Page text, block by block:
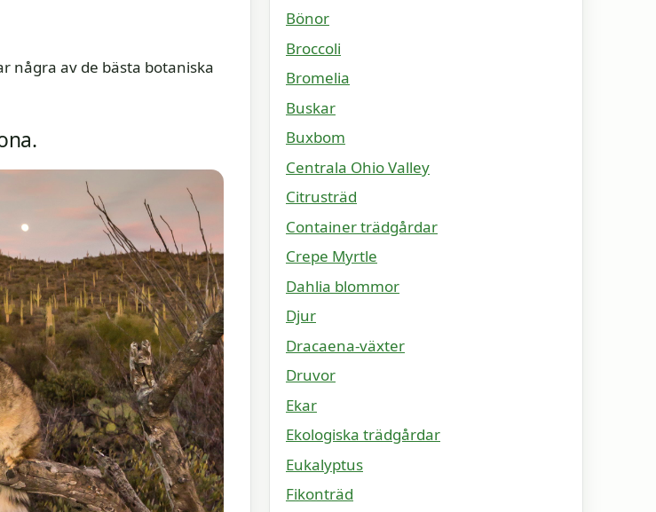
några av de bästa botaniska
Bönor
Broccoli
Bromelia
Buskar
Buxbom
Centrala Ohio Valley
Citrusträd
Container trädgårdar
Crepe Myrtle
Dahlia blommor
Djur
Dracaena-växter
Druvor
Ekar
Ekologiska trädgårdar
Eukalyptus
Fikonträd